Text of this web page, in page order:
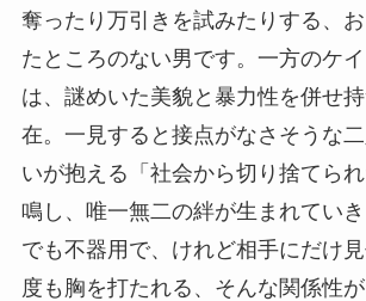
奪ったり万引きを試みたりする、
たところのない男です。一方のケイ
は、謎めいた美貌と暴力性を併せ
在。一見すると接点がなさそうな
いが抱える「社会から切り捨てら
鳴し、唯一無二の絆が生まれてい
でも不器用で、けれど相手にだけ
度も胸を打たれる、そんな関係性